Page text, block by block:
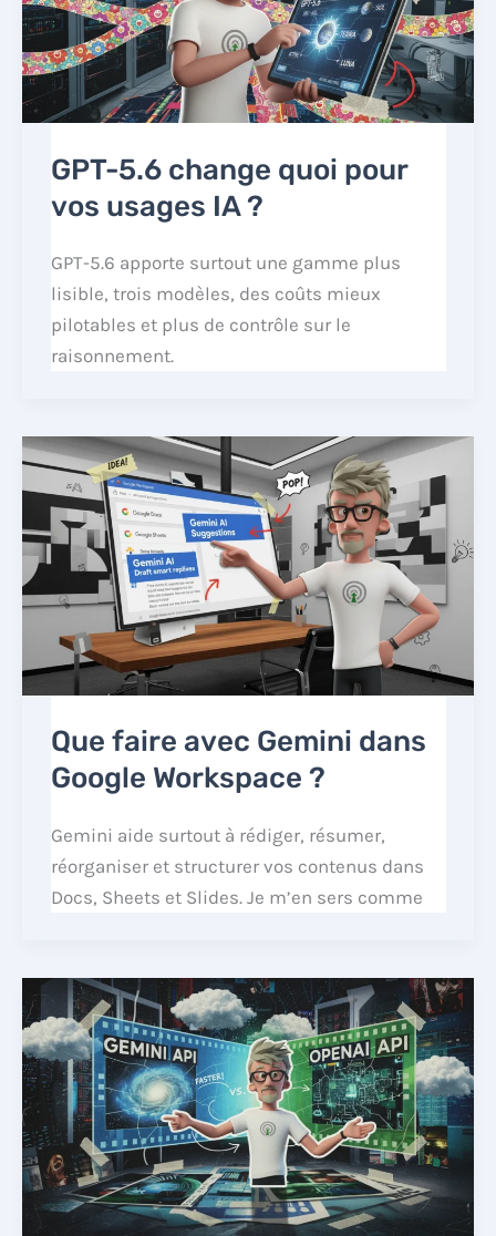
GPT-5.6 change quoi pour
vos usages IA ?
GPT-5.6 apporte surtout une gamme plus
lisible, trois modèles, des coûts mieux
pilotables et plus de contrôle sur le
raisonnement.
Que faire avec Gemini dans
Google Workspace ?
Gemini aide surtout à rédiger, résumer,
réorganiser et structurer vos contenus dans
Docs, Sheets et Slides. Je m’en sers comme